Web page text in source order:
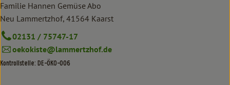
Familie Hannen Gemüse Abo
Neu Lammertzhof, 41564 Kaarst
02131 / 75747-17
oekokiste@lammertzhof.de
Kontrollstelle: DE-ÖKO-006